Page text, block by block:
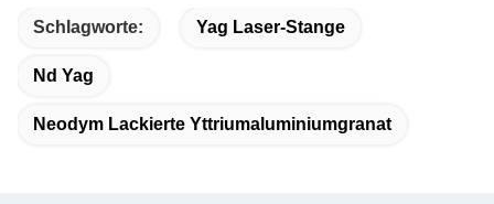
Schlagworte: Yag Laser-Stange
Nd Yag
Neodym Lackierte Yttriumaluminiumgranat